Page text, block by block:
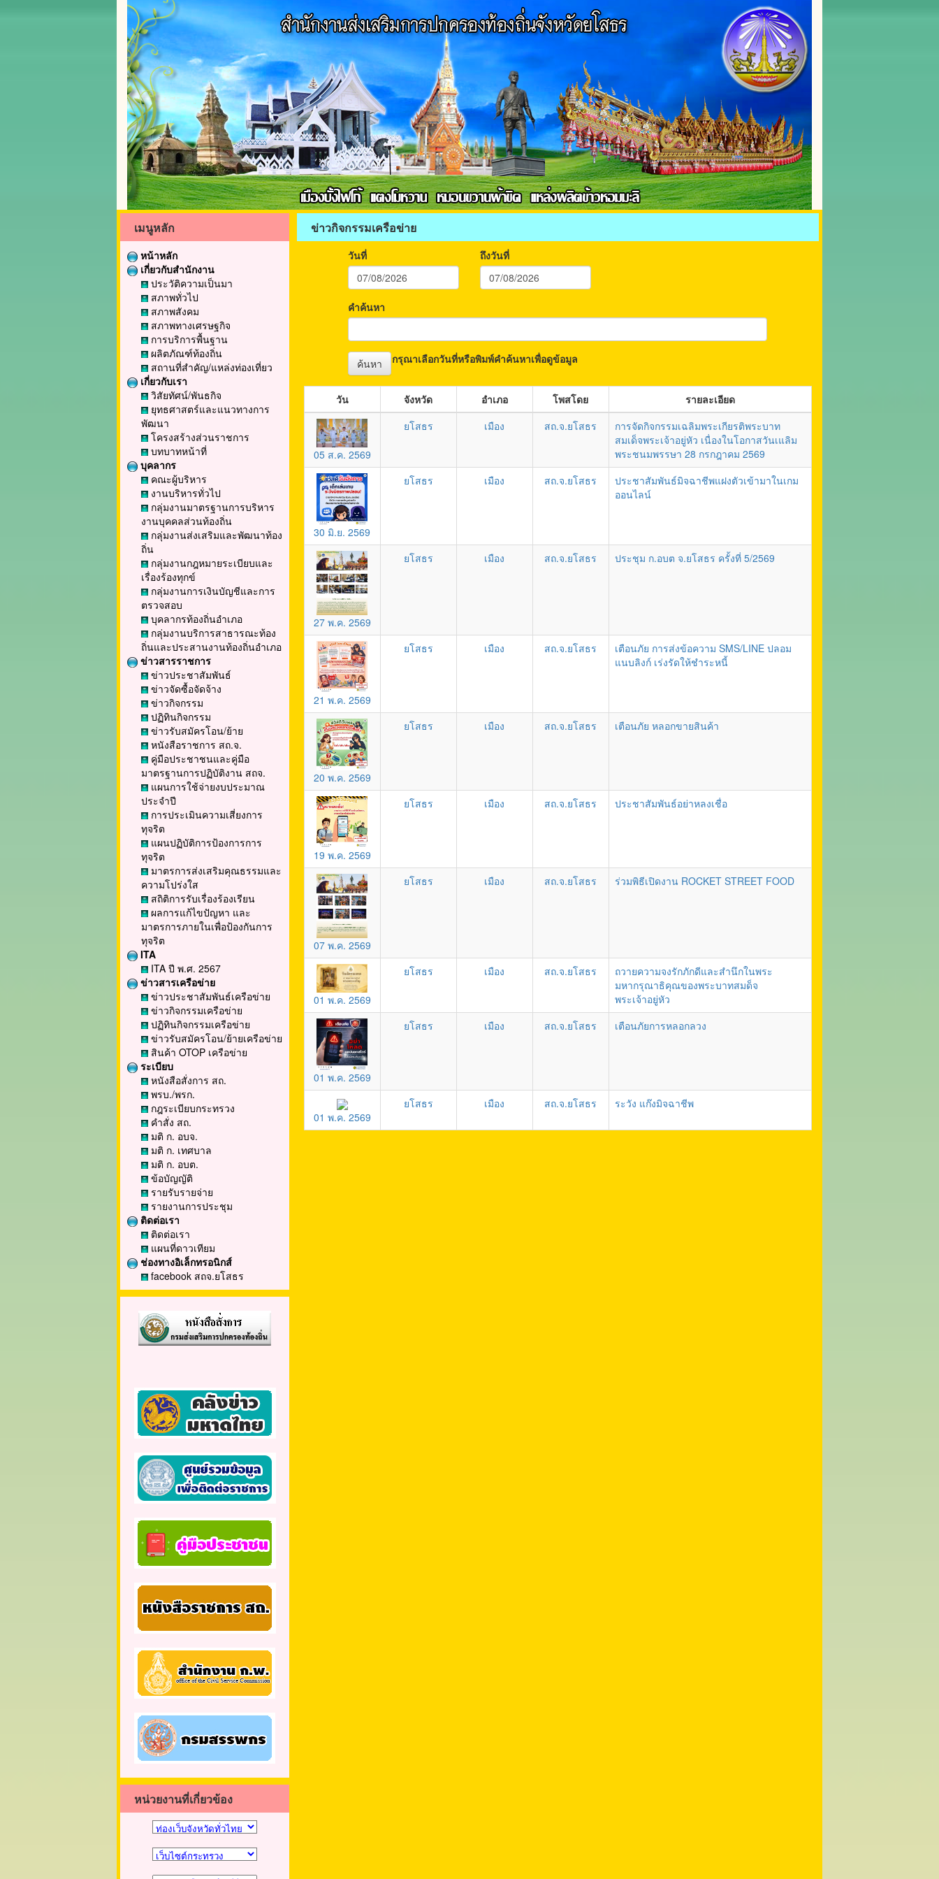
เมนูหลัก
หน้าหลัก
เกี่ยวกับสำนักงาน
ประวัติความเป็นมา
สภาพทั่วไป
สภาพสังคม
สภาพทางเศรษฐกิจ
การบริการพื้นฐาน
ผลิตภัณฑ์ท้องถิ่น
สถานที่สำคัญ/แหล่งท่องเที่ยว
เกี่ยวกับเรา
วิสัยทัศน์/พันธกิจ
ยุทธศาสตร์และแนวทางการ
พัฒนา
โครงสร้างส่วนราชการ
บทบาทหน้าที่
บุคลากร
คณะผู้บริหาร
งานบริหารทั่วไป
กลุ่มงานมาตรฐานการบริหาร
งานบุคคลส่วนท้องถิ่น
กลุ่มงานส่งเสริมและพัฒนาท้อง
ถิ่น
กลุ่มงานกฎหมายระเบียบและ
เรื่องร้องทุกข์
กลุ่มงานการเงินบัญชีและการ
ตรวจสอบ
บุคลากรท้องถิ่นอำเภอ
กลุ่มงานบริการสาธารณะท้อง
ถิ่นและประสานงานท้องถิ่นอำเภอ
ข่าวสารราชการ
ข่าวประชาสัมพันธ์
ข่าวจัดซื้อจัดจ้าง
ข่าวกิจกรรม
ปฏิทินกิจกรรม
ข่าวรับสมัครโอน/ย้าย
หนังสือราชการ สถ.จ.
คู่มือประชาชนและคู่มือ
มาตรฐานการปฏิบัติงาน สถจ.
แผนการใช้จ่ายงบประมาณ
ประจำปี
การประเมินความเสี่ยงการ
ทุจริต
แผนปฏิบัติการป้องการการ
ทุจริต
มาตรการส่งเสริมคุณธรรมและ
ความโปร่งใส
สถิติการรับเรื่องร้องเรียน
ผลการแก้ไขปัญหา และ
มาตรการภายในเพื่อป้องกันการ
ทุจริต
ITA
ITA ปี พ.ศ. 2567
ข่าวสารเครือข่าย
ข่าวประชาสัมพันธ์เครือข่าย
ข่าวกิจกรรมเครือข่าย
ปฏิทินกิจกรรมเครือข่าย
ข่าวรับสมัครโอน/ย้ายเครือข่าย
สินค้า OTOP เครือข่าย
ระเบียบ
หนังสือสั่งการ สถ.
พรบ./พรก.
กฎระเบียบกระทรวง
คำสั่ง สถ.
มติ ก. อบจ.
มติ ก. เทศบาล
มติ ก. อบต.
ข้อบัญญัติ
รายรับรายจ่าย
รายงานการประชุม
ติดต่อเรา
ติดต่อเรา
แผนที่ดาวเทียม
ช่องทางอิเล็กทรอนิกส์
facebook สถจ.ยโสธร
หน่วยงานที่เกี่ยวข้อง
ข่าวกิจกรรมเครือข่าย
วันที่ ถึงวันที่
คำค้นหา
ค้นหา กรุณาเลือกวันที่หรือพิมพ์คำค้นหาเพื่อดูข้อมูล
วัน จังหวัด อำเภอ โพสโดย รายละเอียด
05 ส.ค. 2569
ยโสธร เมือง สถ.จ.ยโสธร
การจัดกิจกรรมเฉลิมพระเกียรติพระบาท
สมเด็จพระเจ้าอยู่หัว เนื่องในโอกาสวันเแลิม
พระชนมพรรษา 28 กรกฎาคม 2569
30 มิ.ย. 2569
ยโสธร เมือง สถ.จ.ยโสธร
ประชาสัมพันธ์มิจฉาชีพแฝงตัวเข้ามาในเกม
ออนไลน์
27 พ.ค. 2569
ยโสธร เมือง สถ.จ.ยโสธร ประชุม ก.อบต จ.ยโสธร ครั้งที่ 5/2569
21 พ.ค. 2569
ยโสธร เมือง สถ.จ.ยโสธร
เตือนภัย การส่งข้อความ SMS/LINE ปลอม
แนบลิงก์ เร่งรัดให้ชำระหนี้
20 พ.ค. 2569
ยโสธร เมือง สถ.จ.ยโสธร เตือนภัย หลอกขายสินค้า
19 พ.ค. 2569
ยโสธร เมือง สถ.จ.ยโสธร ประชาสัมพันธ์อย่าหลงเชื่อ
07 พ.ค. 2569
ยโสธร เมือง สถ.จ.ยโสธร ร่วมพิธีเปิดงาน ROCKET STREET FOOD
01 พ.ค. 2569
ยโสธร เมือง สถ.จ.ยโสธร
ถวายความจงรักภักดีและสำนึกในพระ
มหากรุณาธิคุณของพระบาทสมด็จ
พระเจ้าอยู่หัว
01 พ.ค. 2569
ยโสธร เมือง สถ.จ.ยโสธร เตือนภัยการหลอกลวง
01 พ.ค. 2569
ยโสธร เมือง สถ.จ.ยโสธร ระวัง แก๊งมิจฉาชีพ